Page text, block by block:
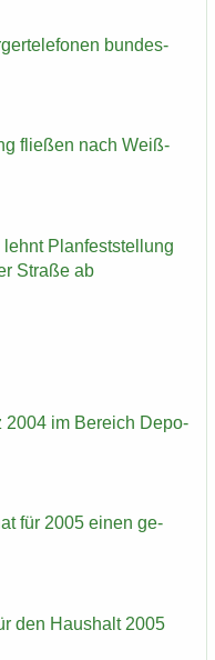
bun­des­
flie­ßen nach Weiß­
Plan­fest­stel­lung
Stra­ße ab
2004 im Be­reich De­po­
für 2005 einen ge­
den Haus­halt 2005